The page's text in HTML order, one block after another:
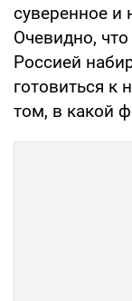
суверенное и
Очевидно,
Россией
готовиться к
том, в какой